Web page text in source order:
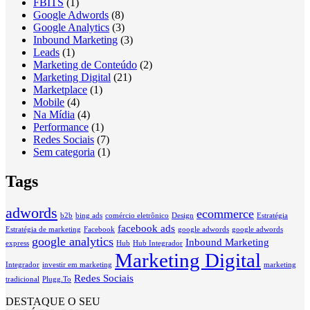
Google Adwords (8)
Google Analytics (3)
Inbound Marketing (3)
Leads (1)
Marketing de Conteúdo (2)
Marketing Digital (21)
Marketplace (1)
Mobile (4)
Na Mídia (4)
Performance (1)
Redes Sociais (7)
Sem categoria (1)
Tags
adwords b2b bing ads comércio eletrônico Design ecommerce Estratégia
Estratégia de marketing Facebook facebook ads google adwords google adwords
express google analytics Hub Hub Integrador Inbound Marketing
Integrador investir em marketing Marketing Digital marketing
tradicional Plugg.To Redes Sociais
DESTAQUE O SEU